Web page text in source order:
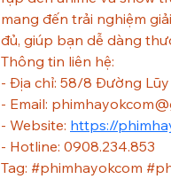
mang đến trải nghiệm
đủ, giúp bạn dễ dàng
Thông tin liên hệ:
- Địa chỉ: 58/8 Đường Lũy
- Email:
- Website: https://
- Hotline: 0908.234.853
Tag: #phimhayokcom